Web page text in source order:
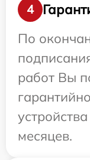
4
По
работ Вы
месяцев.